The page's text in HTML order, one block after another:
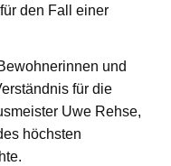
den Fall einer
und
für die
Uwe Rehse,
höchsten